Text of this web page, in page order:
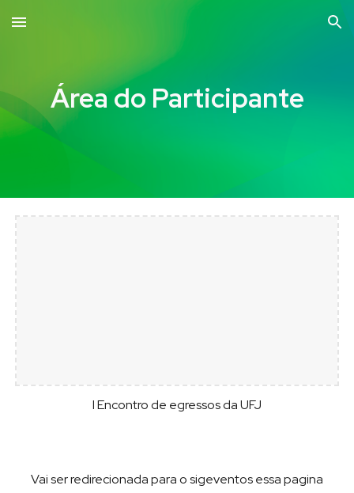
Skip to main content Skip to navigation
Área do Participante
I Encontro de egressos da UFJ
Vai ser redirecionada para o sigeventos essa pagina